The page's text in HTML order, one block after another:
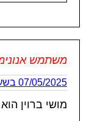
משתמש
07/05/2025 בשעה 18:51:17
מושי ברוין